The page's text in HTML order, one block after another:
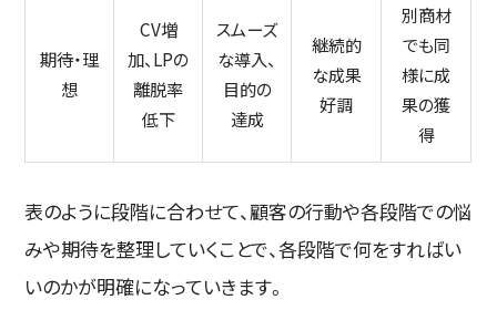
期待・理
想
CV増
加、LPの
離脱率
低下
スムーズ
な導入、
目的の
達成
継続的
な成果
好調
別商材
でも同
様に成
果の獲
得
表のように段階に合わせて、顧客の行動や各段階での悩
みや期待を整理していくことで、各段階で何をすればい
いのかが明確になっていきます。